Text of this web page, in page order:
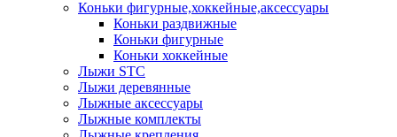
Коньки фигурные,хоккейные,аксессуары
Коньки раздвижные
Коньки фигурные
Коньки хоккейные
Лыжи STC
Лыжи деревянные
Лыжные аксессуары
Лыжные комплекты